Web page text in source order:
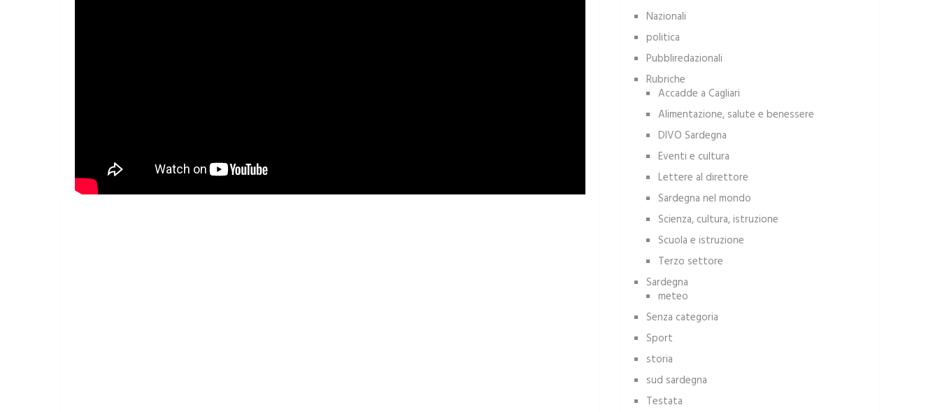
Nazionali
politica
Pubbliredazionali
Rubriche
Accadde a Cagliari
Alimentazione, salute e benessere
DIVO Sardegna
Eventi e cultura
Lettere al direttore
Sardegna nel mondo
Scienza, cultura, istruzione
Scuola e istruzione
Terzo settore
Sardegna
meteo
Senza categoria
Sport
storia
sud sardegna
Testata